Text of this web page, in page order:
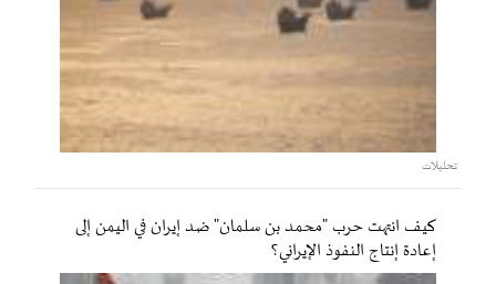
تحليلات
كيف انتهت حرب "محمد بن سلمان" ضد إيران في اليمن إلى
إعادة إنتاج النفوذ الإيراني؟